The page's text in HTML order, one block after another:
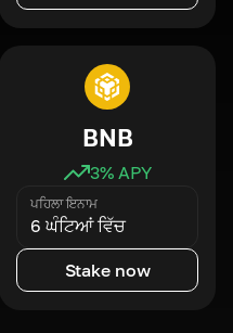
BNB
3% APY
ਪਹਿਲਾ ਇਨਾਮ
6 ਘੰਟਿਆਂ ਵਿੱਚ
Stake now